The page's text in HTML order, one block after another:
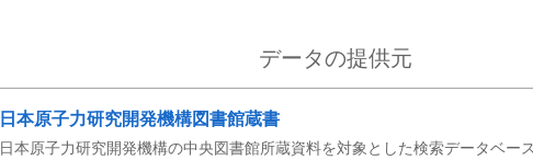
データの提供元
日本原子力研究開発機構図書館蔵書
日本原子力研究開発機構の中央図書館所蔵資料を対象とした検索データベー